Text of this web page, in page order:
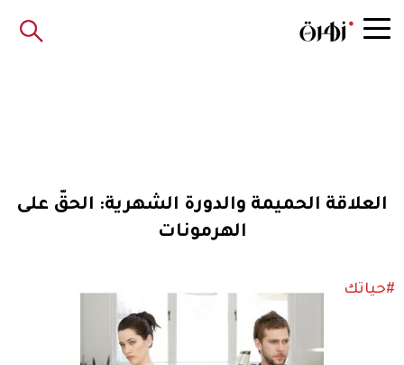
العلاقة الحميمة والدورة الشهرية: الحقّ على
الهرمونات
#حياتك